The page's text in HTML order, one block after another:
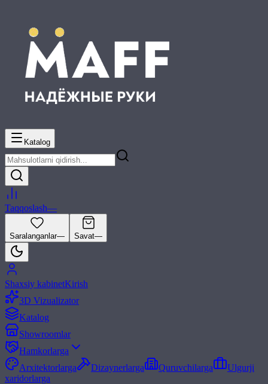
Katalog
Taqqoslash—
Saralanganlar— Savat—
Shaxsiy kabinetKirish
3D Vizualizator
Katalog
Showroomlar
Hamkorlarga
Arxitektorlarga
Dizaynerlarga Quruvchilarga
Ulgurji
xaridorlarga